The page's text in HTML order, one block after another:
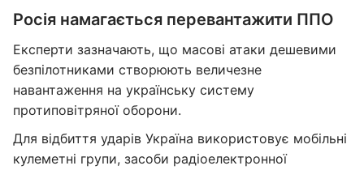
Росія намагається перевантажити ППО
Експерти зазначають, що масові атаки дешевими
безпілотниками створюють величезне
навантаження на українську систему
протиповітряної оборони.
Для відбиття ударів Україна використовує мобільні
кулеметні групи, засоби радіоелектронної